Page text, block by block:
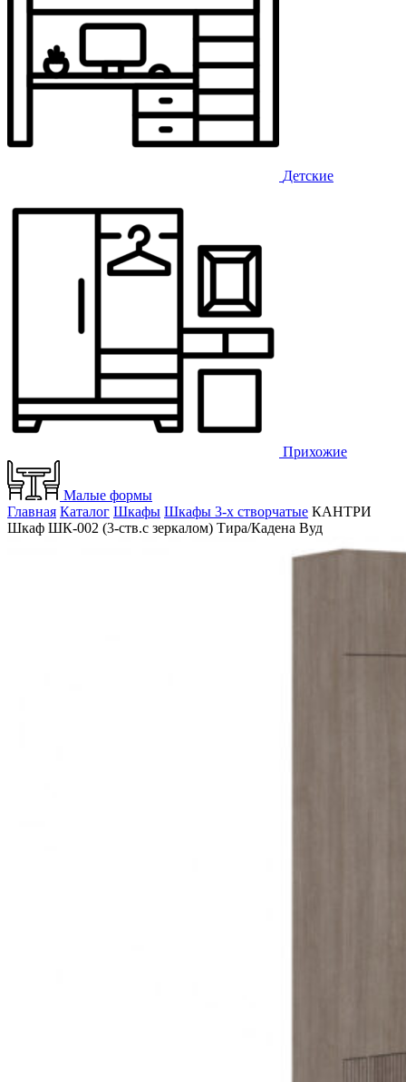
Детские
Прихожие
Малые формы
Главная Каталог Шкафы Шкафы 3-х створчатые КАНТРИ
Шкаф ШК-002 (3-ств.с зеркалом) Тира/Кадена Вуд